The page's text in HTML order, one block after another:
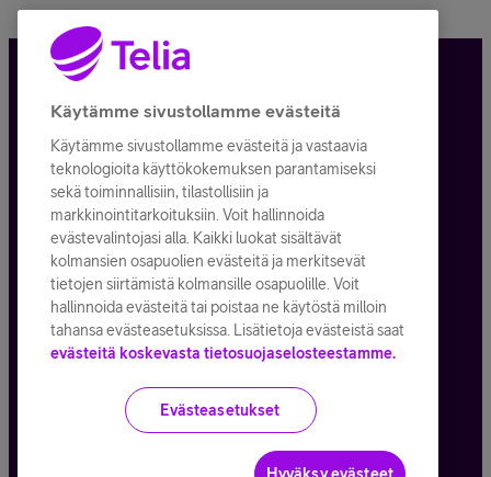
Tietosuoja ja -turva
Tilauksen peruuttaminen
Käyttöehdot
Evästeiden käyttö
Toimitusehdot ja palvelukuvaukset
Kaikki hinnat ALV25,5%
© Telia Company2026
Käytämme sivustollamme evästeitä
Käytämme sivustollamme evästeitä ja vastaavia
teknologioita käyttökokemuksen parantamiseksi
sekä toiminnallisiin, tilastollisiin ja
markkinointitarkoituksiin. Voit hallinnoida
evästevalintojasi alla. Kaikki luokat sisältävät
kolmansien osapuolien evästeitä ja merkitsevät
tietojen siirtämistä kolmansille osapuolille. Voit
hallinnoida evästeitä tai poistaa ne käytöstä milloin
tahansa evästeasetuksissa. Lisätietoja evästeistä saat
evästeitä koskevasta tietosuojaselosteestamme.
Evästeasetukset